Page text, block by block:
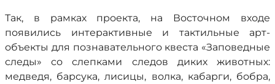
Так, в рамках проекта, на Восточном входе
появились интерактивные и тактильные арт-
объекты для познавательного квеста «Заповедные
следы» со слепками следов диких животных:
медведя, барсука, лисицы, волка, кабарги, бобра,